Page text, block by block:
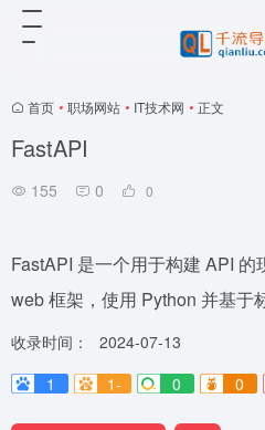
首页 • 职场网站 • IT技术网 • 正文
FastAPI
155 0 0
FastAPI 是一个用于构建 API
web 框架，使用 Python 并基于
收录时间：
2024-07-13
1
1- 0 0